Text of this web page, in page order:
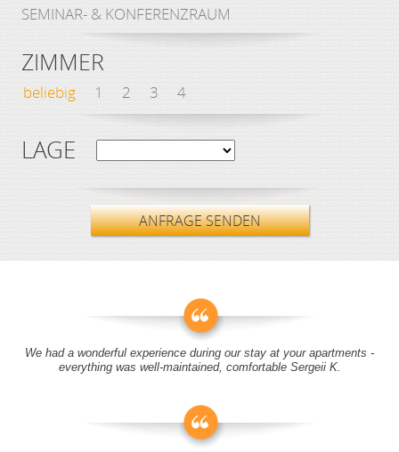
SEMINAR- & KONFERENZRAUM
ZIMMER
beliebig 1 2 3 4
LAGE
ANFRAGE SENDEN
We had a wonderful experience during our stay at your apartments -
everything was well-maintained, comfortable Sergeii K.